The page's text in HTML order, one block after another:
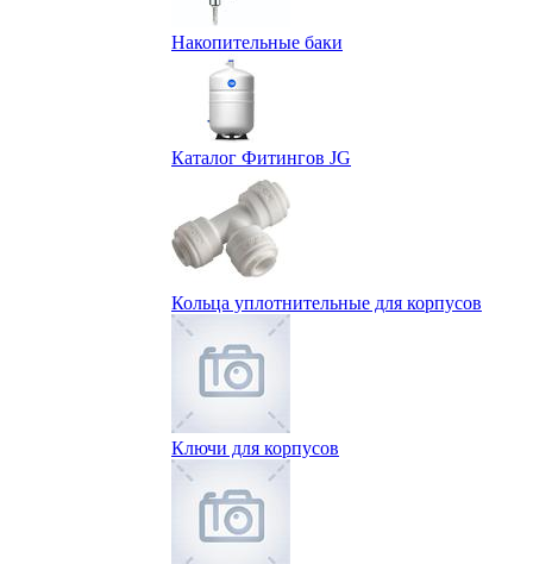
Накопительные баки
Каталог Фитингов JG
Кольца уплотнительные для корпусов
Ключи для корпусов